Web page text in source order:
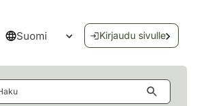
Suomi
Avaa kielivalikko
Kirjaudu sivulle